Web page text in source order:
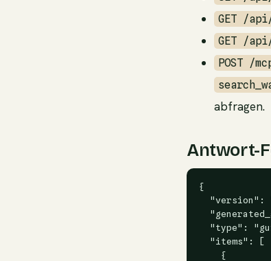
GET /
GET /
POST /
abfragen.
Antwort-
{
"version":
"type":
  "items": [
    {